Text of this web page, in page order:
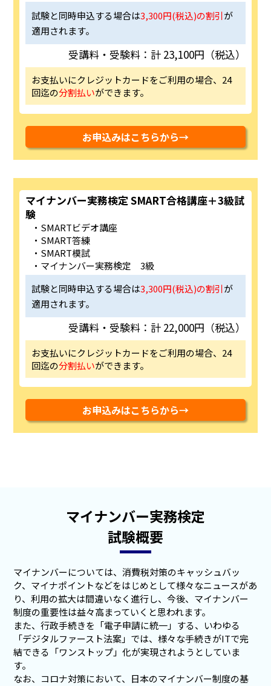
試験と同時申込する場合は3,300円(税込)の割引が
適用されます。
受講料・受験料：計 23,100円（税込）
お支払いにクレジットカードをご利用の場合、24
回迄の分割払いができます。
お申込みはこちらから→
マイナンバー実務検定 SMART合格講座＋3級試
験
SMARTビデオ講座
SMART答練
SMART模試
マイナンバー実務検定 3級
試験と同時申込する場合は3,300円(税込)の割引が
適用されます。
受講料・受験料：計 22,000円（税込）
お支払いにクレジットカードをご利用の場合、24
回迄の分割払いができます。
お申込みはこちらから→
マイナンバー実務検定
試験概要
マイナンバーについては、消費税対策のキャッシュバッ
ク、マイナポイントなどをはじめとして様々なニュースがあ
り、利用の拡大は間違いなく進行し、今後、マイナンバー
制度の重要性は益々高まっていくと思われます。
また、行政手続きを「電子申請に統一」する、いわゆる
「デジタルファースト法案」では、様々な手続きがITで完
結できる「ワンストップ」化が実現されようとしていま
す。
なお、コロナ対策において、日本のマイナンバー制度の基